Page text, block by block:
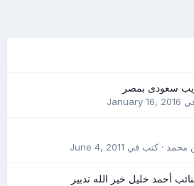
سعودى بمصر
January 16, 2016
محمد· كتب في June 4, 2011
أحمد خليل خير الله تدبير